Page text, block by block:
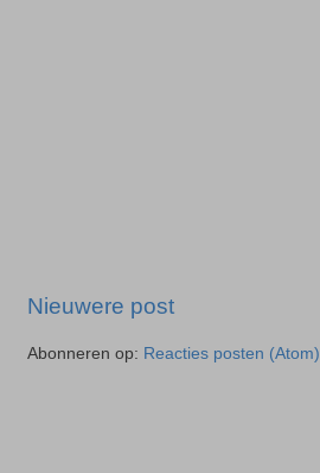
Nieuwere post
Abonneren op: Reacties posten (Atom)